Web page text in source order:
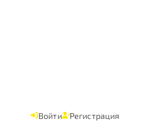
Войти Регистрация